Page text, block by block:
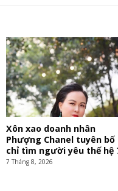
Xôn xao doanh nhân
Phượng Chanel tuyên bố
chỉ tìm người yêu thế hệ
7 Tháng 8, 2026